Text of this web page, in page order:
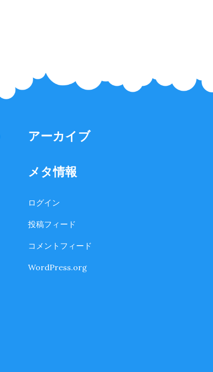
アーカイブ
メタ情報
ログイン
投稿フィード
コメントフィード
WordPress.org